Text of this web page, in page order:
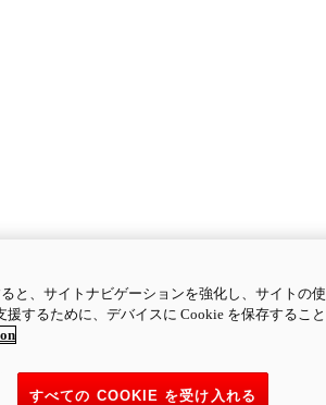
と、サイトナビゲーションを強化し、サイトの使
するために、デバイスに Cookie を保存すること
すべての COOKIE を受け入れる